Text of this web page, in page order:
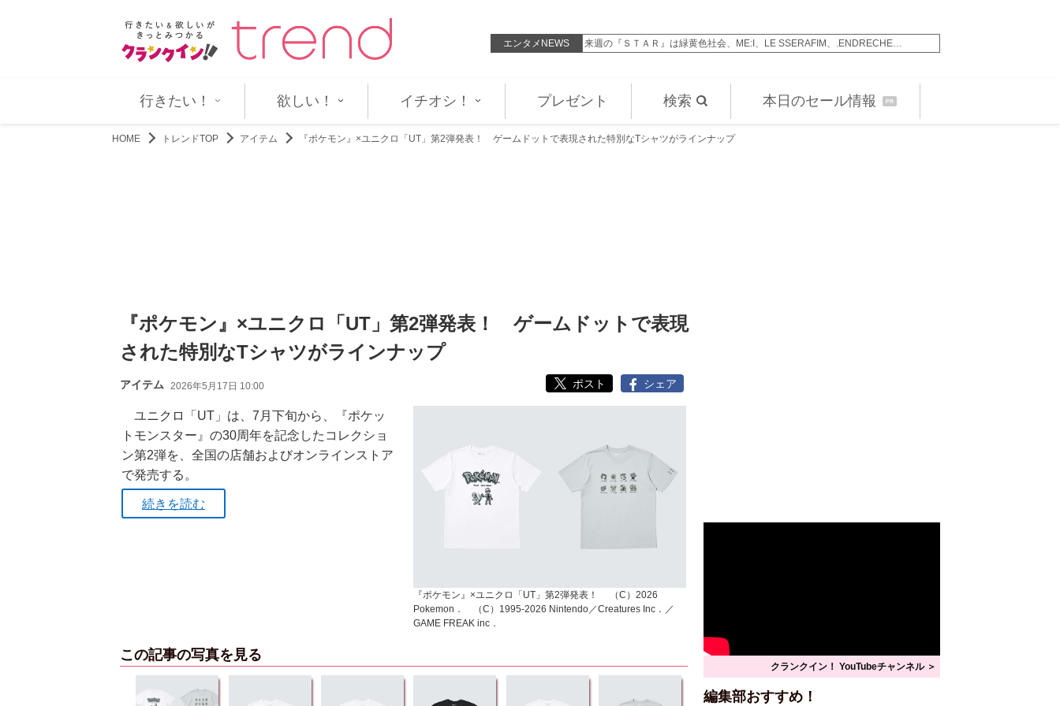
エンタメNEWS
性を叩きなおす！ 『男磨… LDHアーティスト20組が集結！ 『LDH LIVE‐EXPO』史上初の国立競… 来週の『ＳＴＡＲ』は緑黄色社会、ME:I、LE SSERAFIM、.ENDRECHE…
行きたい！ 欲しい！ イチオシ！ プレゼント 検索 本日のセール情報 PR
HOME トレンドTOP アイテム 『ポケモン』×ユニクロ「UT」第2弾発表！ ゲームドットで表現された特別なTシャツがラインナップ
『ポケモン』×ユニクロ「UT」第2弾発表！ ゲームドットで表現
された特別なTシャツがラインナップ
アイテム 2026年5月17日 10:00 ポスト シェア
『ポケモン』×ユニクロ「UT」第2弾発表！ （C）2026
Pokemon． （C）1995‐2026 Nintendo／Creatures Inc．／
GAME FREAK inc．
ユニクロ「UT」は、7月下旬から、『ポケッ
トモンスター』の30周年を記念したコレクショ
ン第2弾を、全国の店舗およびオンラインストア
で発売する。
続きを読む
この記事の写真を見る
クランクイン！ YouTubeチャンネル ＞
編集部おすすめ！